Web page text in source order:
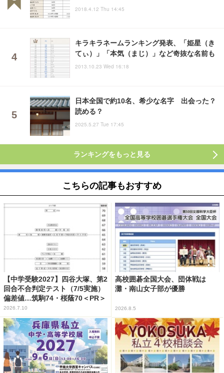
2018.4.12 Thu 14:45
キラキラネームランキング発表、「姫星（き
てぃ）」「本気（まじ）」など奇抜な名前も
2013.10.23 Wed 16:18
日本全国で約10名、希少な名字 出会った？
読める？
2025.5.27 Tue 17:45
ランキングをもっと見る
こちらの記事もおすすめ
【中学受験2027】四谷大塚、第2
回合不合判定テスト（7/5実施）
偏差値…筑駒74・桜蔭70＜PR＞
2026.7.10
高校囲碁全国大会、団体戦は
灘・南山女子部が優勝
2026.8.5